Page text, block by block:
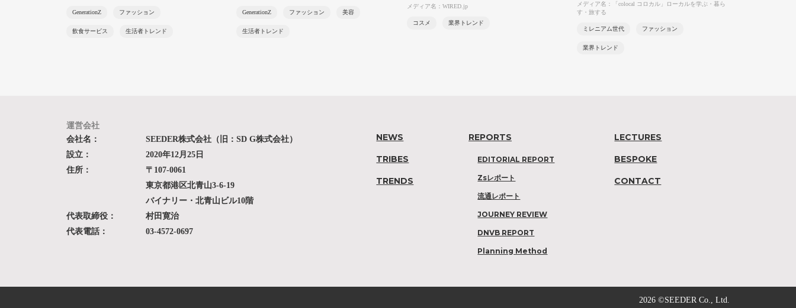
GenerationZ ファッション
飲食サービス 生活者トレンド
GenerationZ ファッション 美容
生活者トレンド
メディア名：WIRED.jp
コスメ 業界トレンド
メディア名：「colocal コロカル」ローカルを学ぶ・暮ら
す・旅する
ミレニアム世代 ファッション
業界トレンド
運営会社
会社名：
SEEDER株式会社（旧：SD G株式会社）
設立：
2020年12月25日
住所：
〒107-0061
東京都港区北青山3-6-19
バイナリー・北青山ビル10階
代表取締役：
村田寛治
代表電話：
03-4572-0697
NEWS
TRIBES
TRENDS
REPORTS
EDITORIAL REPORT
Zsレポート
流通レポート
JOURNEY REVIEW
DNVB REPORT
Planning Method
LECTURES
BESPOKE
CONTACT
2026 ©SEEDER Co., Ltd.